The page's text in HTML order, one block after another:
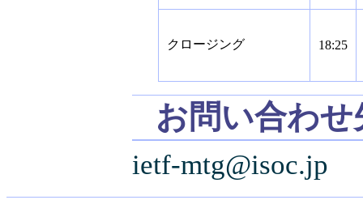
クロージング 18:25
お問い合わせ
ietf-mtg@isoc.jp